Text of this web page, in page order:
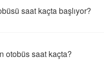
saat kaçta başlıyor?
otobüs saat kaçta?